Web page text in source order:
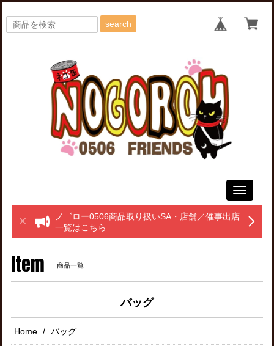
search
Toggle
ノゴロー0506商品取り扱いSA・店舗／催事出店
一覧はこちら
Item 商品一覧
バッグ
Home バッグ